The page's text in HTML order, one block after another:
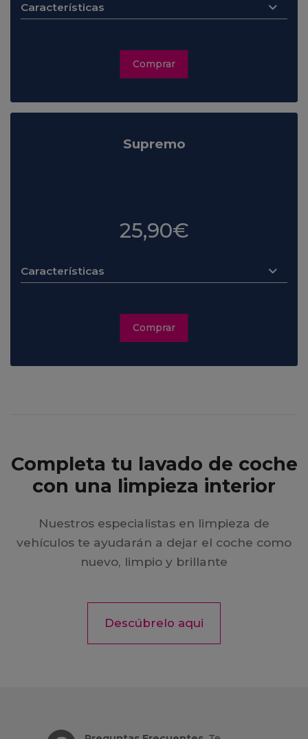
Características
Comprar
Supremo
25,90€
Características
Comprar
Completa tu lavado de coche
con una limpieza interior
Nuestros especialistas en limpieza de
vehículos te ayudarán a dejar el coche como
nuevo, limpio y brillante
Descúbrelo aqui